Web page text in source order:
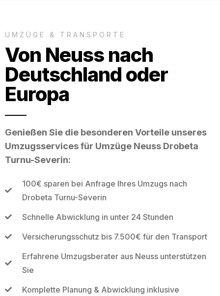
UMZÜGE & TRANSPORTE
Von Neuss nach
Deutschland oder
Europa
Genießen Sie die besonderen Vorteile unseres
Umzugsservices für Umzüge Neuss Drobeta
Turnu-Severin:
100€ sparen bei Anfrage Ihres Umzugs nach
Drobeta Turnu-Severin
Schnelle Abwicklung in unter 24 Stunden
Versicherungsschutz bis 7.500€ für den Transport
Erfahrene Umzugsberater aus Neuss unterstützen
Sie
Komplette Planung & Abwicklung inklusive